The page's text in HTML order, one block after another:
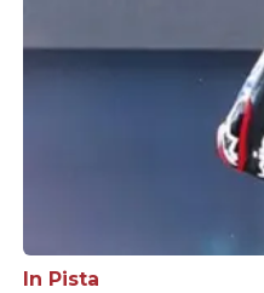
In Pista